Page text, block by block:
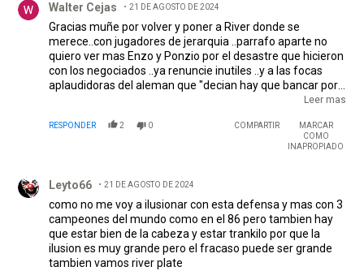
Walter Cejas 21 DE AGOSTO DE 2024
Gracias muñe por volver y poner a River donde se
merece..con jugadores de jerarquia ..parrafo aparte no
quiero ver mas Enzo y Ponzio por el desastre que hicieron
con los negociados ..ya renuncie inutiles ..y a las focas
aplaudidoras del aleman que "decian hay que bancar porq
ilusiono grande muñeeeeeer
Leer mas
RESPONDER 2 0 COMPARTIR
MARCAR
COMO
INAPROPIADO
Leyto66 21 DE AGOSTO DE 2024
como no me voy a ilusionar con esta defensa y mas con 3
campeones del mundo como en el 86 pero tambien hay
que estar bien de la cabeza y estar trankilo por que la
ilusion es muy grande pero el fracaso puede ser grande
tambien vamos river plate